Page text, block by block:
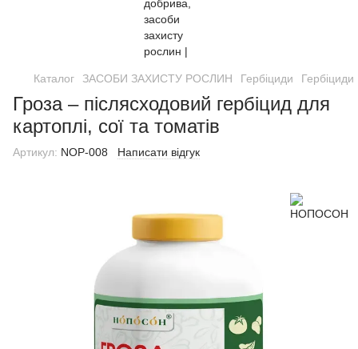
Каталог ЗАСОБИ ЗАХИСТУ РОСЛИН Гербіциди
Гроза – післясходовий гербіцид для
картоплі, сої та томатів
Артикул: NOP-008 Написати відгук